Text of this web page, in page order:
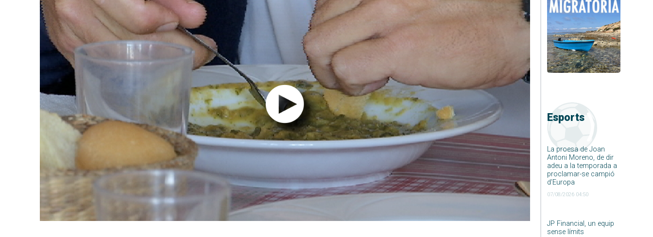
Esports
La proesa de Joan
Antoni Moreno, de dir
adeu a la temporada a
proclamar-se campió
d’Europa
07/08/2026 04:50
JP Financial, un equip
sense límits